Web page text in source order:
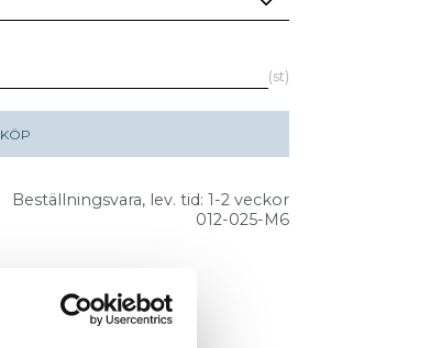
st
KÖP
Beställningsvara, lev. tid: 1-2 veckor
012-025-M6